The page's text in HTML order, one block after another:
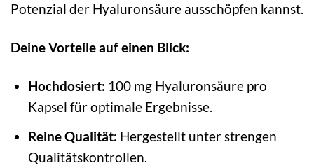
Potenzial der Hyaluronsäure ausschöpfen kannst.
Deine Vorteile auf einen Blick:
Hochdosiert: 100 mg Hyaluronsäure pro
Kapsel für optimale Ergebnisse.
Reine Qualität: Hergestellt unter strengen
Qualitätskontrollen.